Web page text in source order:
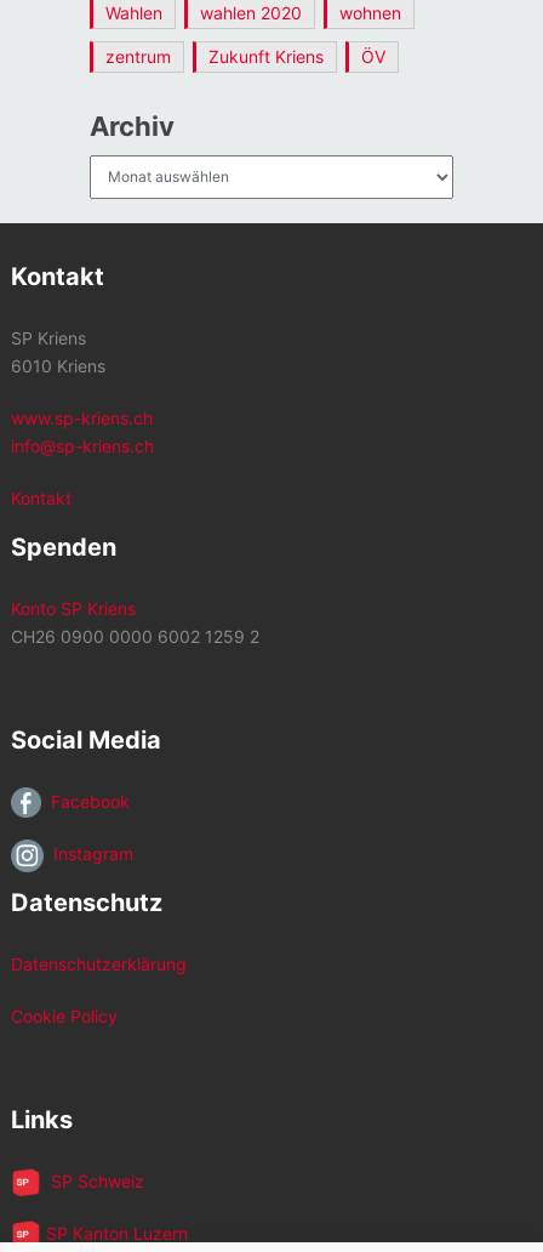
Wahlen wahlen 2020 wohnen
zentrum Zukunft Kriens ÖV
Archiv
Kontakt
SP Kriens
6010 Kriens
www.sp-kriens.ch
info@sp-kriens.ch
Kontakt
Spenden
Konto SP Kriens
CH26 0900 0000 6002 1259 2
Social Media
Facebook
Instagram
Datenschutz
Datenschutzerklärung
Cookie Policy
Links
SP Schweiz
SP Kanton Luzern